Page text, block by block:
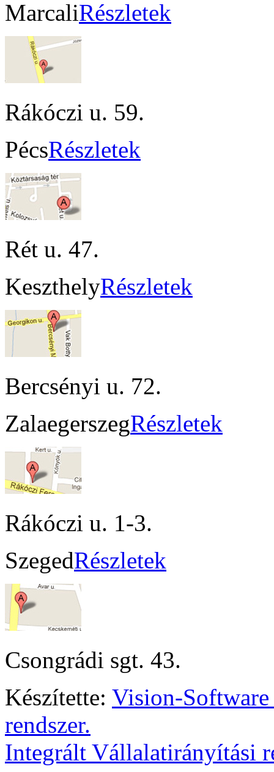
MarcaliRészletek
Rákóczi u. 59.
PécsRészletek
Rét u. 47.
KeszthelyRészletek
Bercsényi u. 72.
ZalaegerszegRészletek
Rákóczi u. 1-3.
SzegedRészletek
Csongrádi sgt. 43.
Készítette: Vision-
rendszer.
Integrált Vállalatirányítási